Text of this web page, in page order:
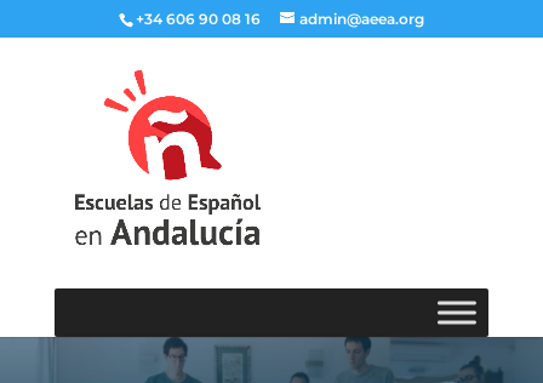
+34 606 90 08 16 admin@aeea.org